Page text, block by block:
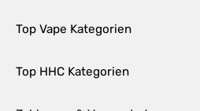
Top Vape Kategorien
Top HHC Kategorien